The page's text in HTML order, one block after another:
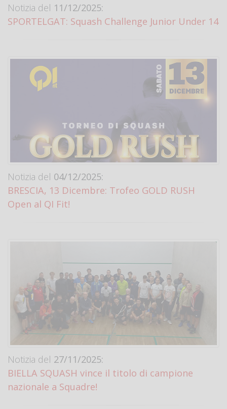
Notizia del 11/12/2025:
SPORTELGAT: Squash Challenge Junior Under 14
Notizia del 04/12/2025:
BRESCIA, 13 Dicembre: Trofeo GOLD RUSH
Open al QI Fit!
Notizia del 27/11/2025:
BIELLA SQUASH vince il titolo di campione
nazionale a Squadre!